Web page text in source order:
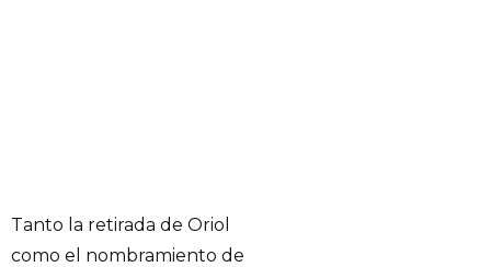
Tanto la retirada de Oriol
como el nombramiento de